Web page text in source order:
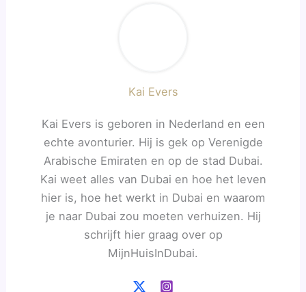
Kai Evers
Kai Evers is geboren in Nederland en een
echte avonturier. Hij is gek op Verenigde
Arabische Emiraten en op de stad Dubai.
Kai weet alles van Dubai en hoe het leven
hier is, hoe het werkt in Dubai en waarom
je naar Dubai zou moeten verhuizen. Hij
schrijft hier graag over op
MijnHuisInDubai.